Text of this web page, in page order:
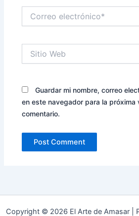
electrónico*
Web
Guardar mi nombre, correo
en este navegador para la próxima
comentario.
Copyright © 2026 El Arte de Amasar |